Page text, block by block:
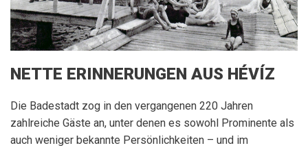
NETTE ERINNERUNGEN AUS HÉVÍZ
Die Badestadt zog in den vergangenen 220 Jahren
zahlreiche Gäste an, unter denen es sowohl Prominente als
auch weniger bekannte Persönlichkeiten – und im